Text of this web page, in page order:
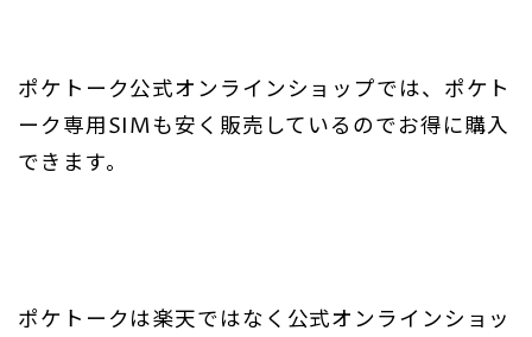
ポケトーク公式オンラインショップでは、ポケト
ーク専用SIMも安く販売しているのでお得に購入
できます。
ポケトークは楽天ではなく公式オンラインショッ